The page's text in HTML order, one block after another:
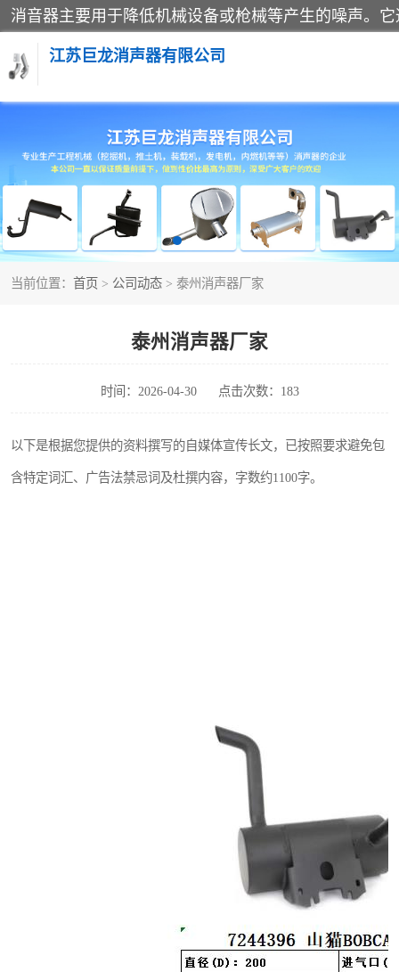
江苏巨龙消声器有限公司
当前位置： 首页 > 公司动态 > 泰州消声器厂家
泰州消声器厂家
时间：2026-04-30 点击次数：183
以下是根据您提供的资料撰写的自媒体宣传长文，已按照要求避免包
含特定词汇、广告法禁忌词及杜撰内容，字数约1100字。
消声器